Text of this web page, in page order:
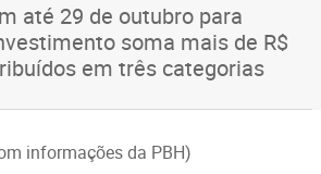
até 29 de outubro para
soma mais de R$
em três categorias
informações da PBH)